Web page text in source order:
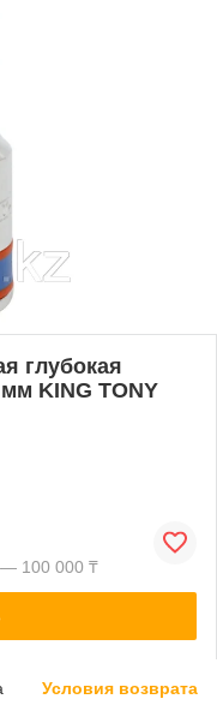
глубокая
KING TONY
— 100 000 ₸
Условия возврата